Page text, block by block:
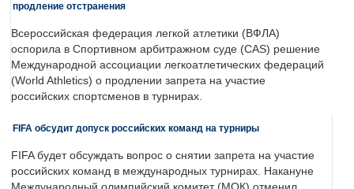
продление отстранения
Всероссийская федерация легкой атлетики (ВФЛА)
оспорила в Спортивном арбитражном суде (CAS) решение
Международной ассоциации легкоатлетических федераций
(World Athletics) о продлении запрета на участие
российских спортсменов в турнирах.
FIFA обсудит допуск российских команд на турниры
FIFA будет обсуждать вопрос о снятии запрета на участие
российских команд в международных турнирах. Накануне